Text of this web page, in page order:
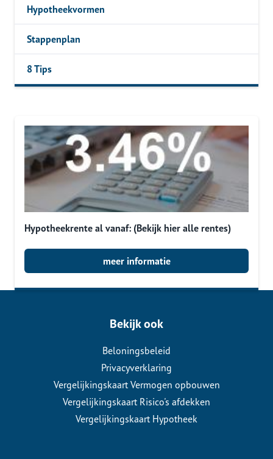
Hypotheekvormen
Stappenplan
8 Tips
Hypotheekrente al vanaf: (Bekijk hier alle rentes)
meer informatie
Bekijk ook
Beloningsbeleid
Privacyverklaring
Vergelijkingskaart Vermogen opbouwen
Vergelijkingskaart Risico's afdekken
Vergelijkingskaart Hypotheek